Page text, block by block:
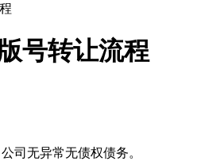
号转让流程
司无异常无债权债务。